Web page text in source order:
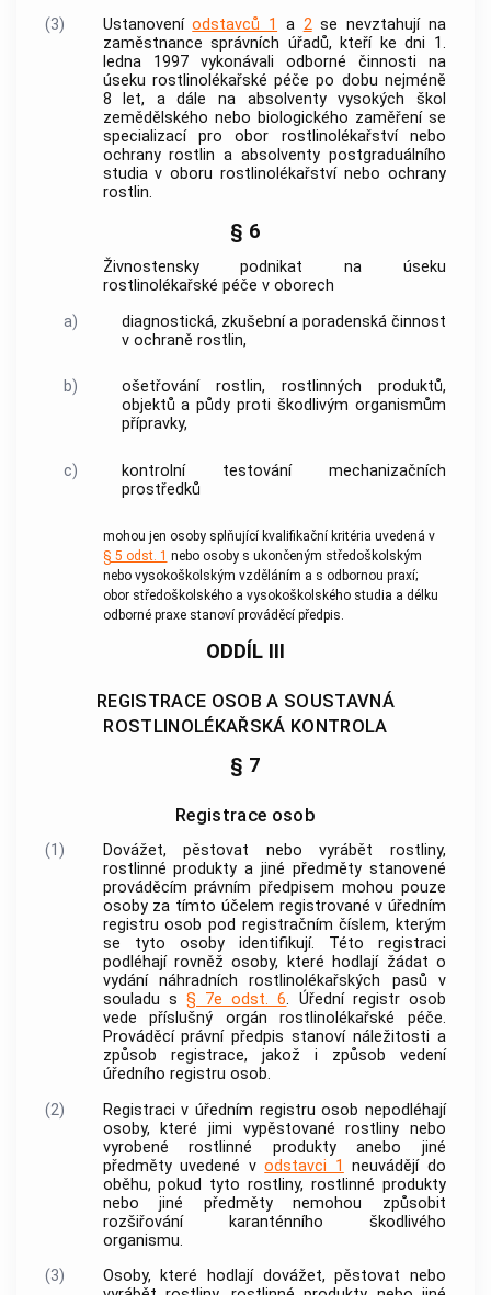
(3)
Ustanoveníodstavců 1 a 2se nevztahují na
zaměstnance správních úřadů, kteří ke dni 1.
ledna 1997 vykonávali odborné činnosti na
úseku rostlinolékařské péče po dobu nejméně
8 let, a dále na absolventy vysokých škol
zemědělského nebo biologického zaměření se
specializací pro obor rostlinolékařství nebo
ochranyrostlin a absolventy postgraduálního
studia v oboru rostlinolékařství nebo ochrany
rostlin.
§ 6
Živnostensky podnikat na úseku
rostlinolékařské péče v oborech
a)
diagnostická, zkušební a poradenská činnost
v ochraně rostlin,
b)
ošetřování rostlin, rostlinných produktů,
objektů a půdy proti škodlivým organismům
přípravky,
c)
kontrolní testování mechanizačních
prostředků
mohou jen osoby splňující kvalifikační kritéria uvedená v
§ 5 odst. 1 nebo osoby s ukončeným středoškolským
nebo vysokoškolským vzděláním a s odbornou praxí;
obor středoškolského a vysokoškolského studia a délku
odborné praxe stanoví prováděcí předpis.
ODDÍL III
REGISTRACE OSOB A SOUSTAVNÁ
ROSTLINOLÉKAŘSKÁ KONTROLA
§ 7
Registrace osob
(1) Dovážet, pěstovat nebo vyrábět rostliny,
rostlinné produkty ajiné předměty stanovené
prováděcím právním předpisem mohou pouze
osoby za tímto účelem registrované v úředním
registru osob pod registračním číslem, kterým
se tyto osoby identifikují. Této registraci
podléhají rovněž osoby, které hodlají žádat o
vydání náhradních rostlinolékařských pasů v
souladu s § 7e odst. 6. Úřední registr osob
vede příslušný orgánrostlinolékařské péče.
Prováděcí právní předpis stanoví náležitosti a
způsob registrace, jakož i způsob vedení
úředního registru osob.
(2)
Registraci v úředním registru osob nepodléhají
osoby, které jimi vypěstovanérostliny nebo
vyrobenérostlinné produktyanebo jiné
předmětyuvedené vodstavci 1 neuvádějí do
oběhu, pokud tytorostliny,rostlinné produkty
nebojiné předmětynemohou způsobit
rozšiřování
karanténního škodlivého
organismu.
(3)
Osoby, které hodlají dovážet, pěstovat nebo